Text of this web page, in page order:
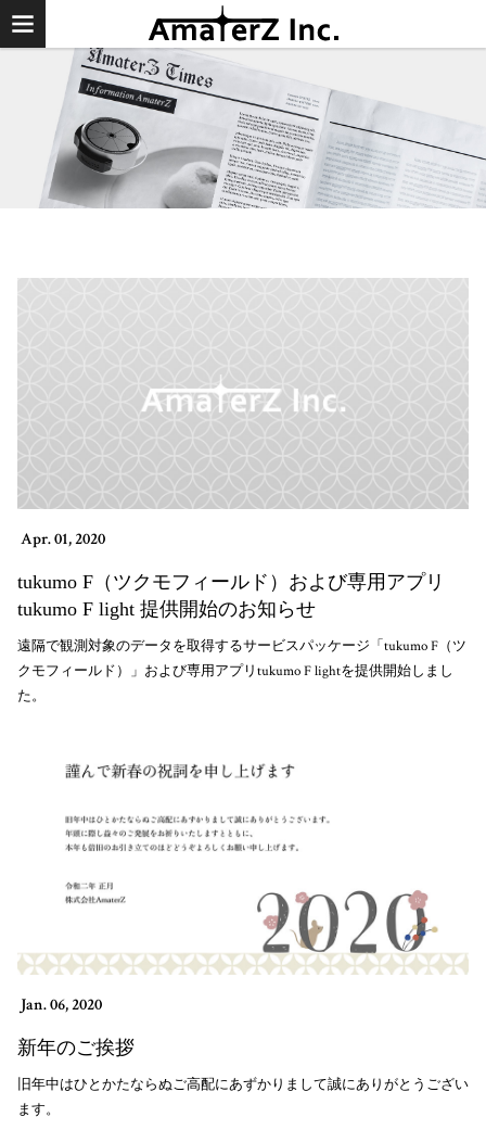
Apr. 01, 2020
tukumo F（ツクモフィールド）および専用アプリ
tukumo F light 提供開始のお知らせ
遠隔で観測対象のデータを取得するサービスパッケージ「tukumo F（ツ
クモフィールド）」および専用アプリtukumo F lightを提供開始しまし
た。
Jan. 06, 2020
新年のご挨拶
旧年中はひとかたならぬご高配にあずかりまして誠にありがとうござい
ます。